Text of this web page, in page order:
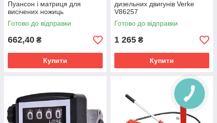
Пуансон і матриця для
висічених ножиць
Готово до відправки
662,40 ₴
Купити
дизельних двигунів Verke
V86257
Готово до відправки
1 265 ₴
Купити